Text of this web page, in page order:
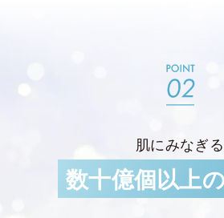
肌にみなぎる
数十億個以上